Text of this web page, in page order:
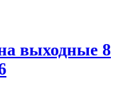
выходные 8